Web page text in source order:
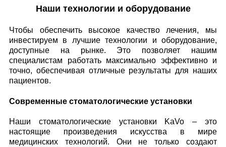
Наши технологии и оборудование
Чтобы обеспечить высокое качество лечения, мы
инвестируем в лучшие технологии и оборудование,
доступные на рынке. Это позволяет нашим
специалистам работать максимально эффективно и
точно, обеспечивая отличные результаты для наших
пациентов.
Современные стоматологические установки
Наши стоматологические установки KaVo – это
настоящие произведения искусства в мире
медицинских технологий. Они не только создают